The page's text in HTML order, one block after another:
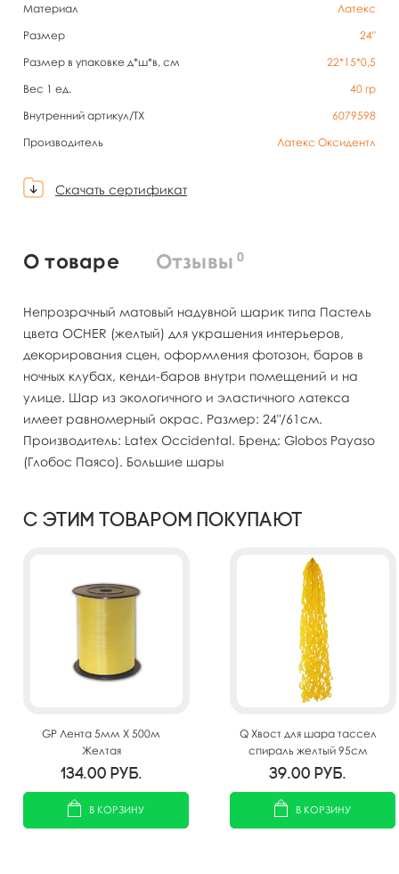
Материал
Латекс
Размер
24"
Размер в упаковке д*ш*в, см
22*15*0,5
Вес 1 ед.
40 гр
Внутренний артикул/TX
6079598
Производитель
Латекс Оксидентл
Скачать сертификат
О товаре Отзывы 0
Непрозрачный матовый надувной шарик типа Пастель
цвета OCHER (желтый) для украшения интерьеров,
декорирования сцен, оформления фотозон, баров в
ночных клубах, кенди-баров внутри помещений и на
улице. Шар из экологичного и эластичного латекса
имеет равномерный окрас. Размер: 24"/61см.
Производитель: Latex Occidental. Бренд: Globos Payaso
(Глобос Паясо). Большие шары
С этим товаром покупают
GP Лента 5мм X 500м
Желтая
134.00 руб.
В КОРЗИНУ
Q Хвост для шара тассел
спираль желтый 95см
39.00 руб.
В КОРЗИНУ